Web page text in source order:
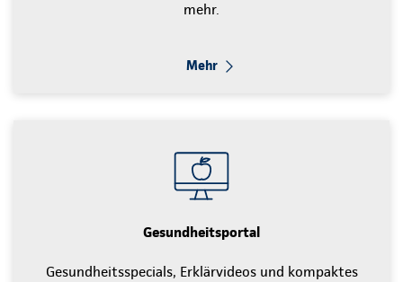
mehr.
Mehr
Gesundheitsportal
Gesundheitsspecials, Erklärvideos und kompaktes